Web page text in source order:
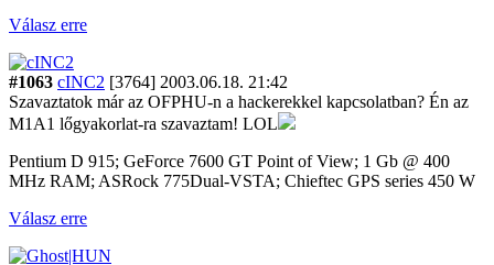
Válasz erre
#1063 cINC2 [3764] 2003.06.18. 21:42
Szavaztatok már az OFPHU-n a hackerekkel kapcsolatban? Én az
M1A1 lőgyakorlat-ra szavaztam! LOL
Pentium D 915; GeForce 7600 GT Point of View; 1 Gb @ 400
MHz RAM; ASRock 775Dual-VSTA; Chieftec GPS series 450 W
Válasz erre